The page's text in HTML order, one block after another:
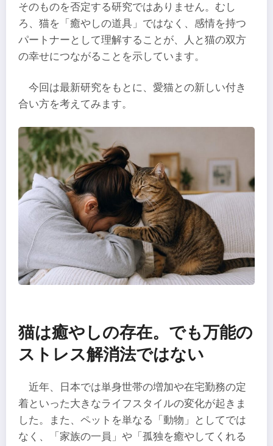
そのものを否定する研究ではありません。むし
ろ、猫を「癒やしの道具」ではなく、感情を持つ
パートナーとして理解することが、人と猫の双方
の幸せにつながることを示しています。
今回は最新研究をもとに、愛猫との新しい付き
合い方を考えてみます。
猫は癒やしの存在。でも万能の
ストレス解消法ではない
近年、日本では単身世帯の増加や在宅勤務の定
着といった大きなライフスタイルの変化が起きま
した。また、ペットを単なる「動物」としてでは
なく、「家族の一員」や「孤独を癒やしてくれる